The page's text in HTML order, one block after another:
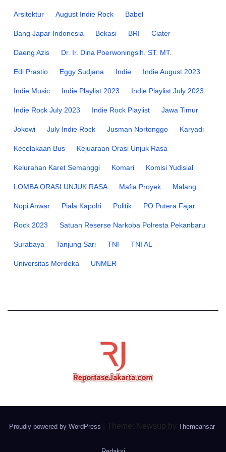
Arsitektur August Indie Rock Babel
Bang Japar Indonesia Bekasi BRI Ciater
Daeng Azis Dr. Ir. Dina Poerwoningsih. ST. MT.
Edi Prastio Eggy Sudjana Indie Indie August 2023
Indie Music Indie Playlist 2023 Indie Playlist July 2023
Indie Rock July 2023 Indie Rock Playlist Jawa Timur
Jokowi July Indie Rock Jusman Nortonggo Karyadi
Kecelakaan Bus Kejuaraan Orasi Unjuk Rasa
Kelurahan Karet Semanggi Komari Komisi Yudisial
LOMBA ORASI UNJUK RASA Mafia Proyek Malang
Nopi Anwar Piala Kapolri Politik PO Putera Fajar
Rock 2023 Satuan Reserse Narkoba Polresta Pekanbaru
Surabaya Tanjung Sari TNI TNI AL
Universitas Merdeka UNMER
Proudly powered by WordPress Theme: Newsup by Themeansar.